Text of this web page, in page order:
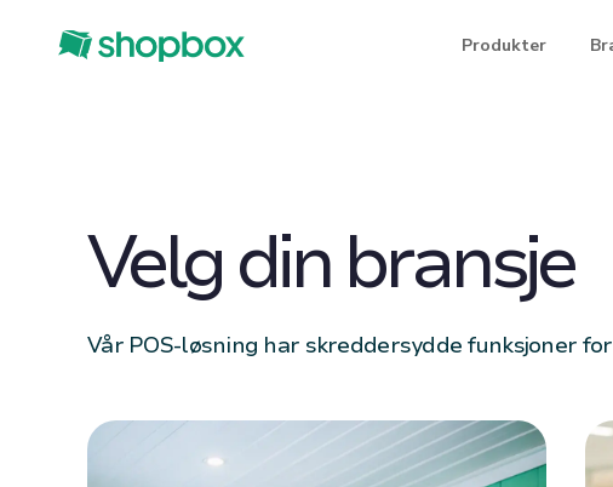
Produkter
Velg din bransje
Vår POS-løsning har skreddersydde funksjoner